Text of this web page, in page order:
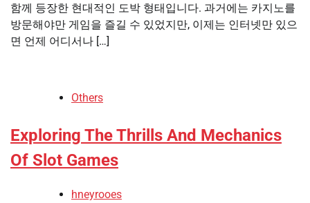
함께 등장한 현대적인 도박 형태입니다. 과거에는 카지노를
방문해야만 게임을 즐길 수 있었지만, 이제는 인터넷만 있으
면 언제 어디서나 […]
Others
Exploring The Thrills And Mechanics
Of Slot Games
hneyrooes